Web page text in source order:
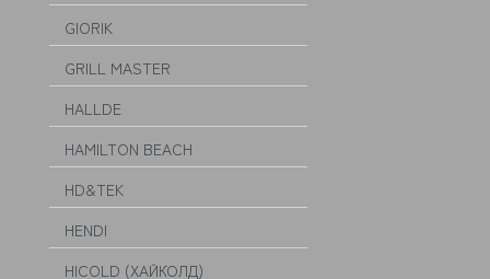
GIORIK
GRILL MASTER
HALLDE
HAMILTON BEACH
HD&TEK
HENDI
HICOLD (ХАЙКОЛД)